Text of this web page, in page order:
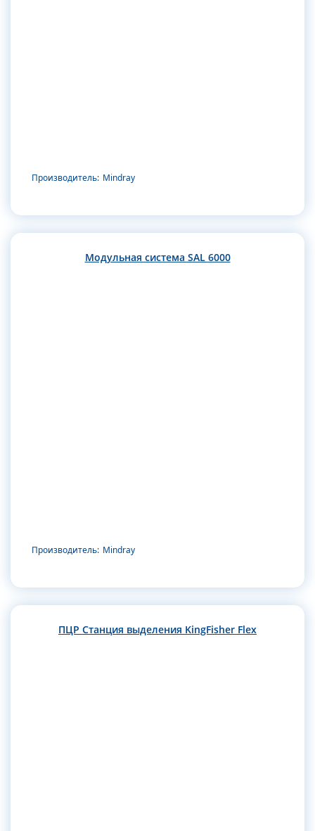
Производитель: Mindray
Модульная система SAL 6000
Производитель: Mindray
ПЦР Станция выделения KingFisher Flex